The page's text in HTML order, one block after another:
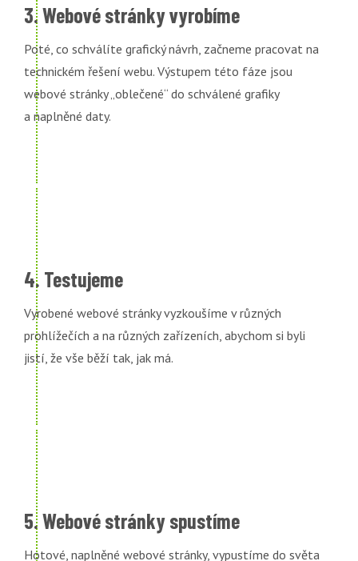
3. Webové stránky vyrobíme
Poté, co schválíte grafický návrh, začneme pracovat na
technickém řešení webu. Výstupem této fáze jsou
webové stránky „oblečené“ do schválené grafiky
a naplněné daty.
4. Testujeme
Vyrobené webové stránky vyzkoušíme v různých
prohlížečích a na různých zařízeních, abychom si byli
jistí, že vše běží tak, jak má.
5. Webové stránky spustíme
Hotové, naplněné webové stránky, vypustíme do světa